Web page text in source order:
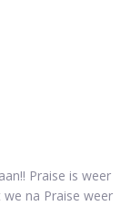
Praise is weer
we na Praise weer